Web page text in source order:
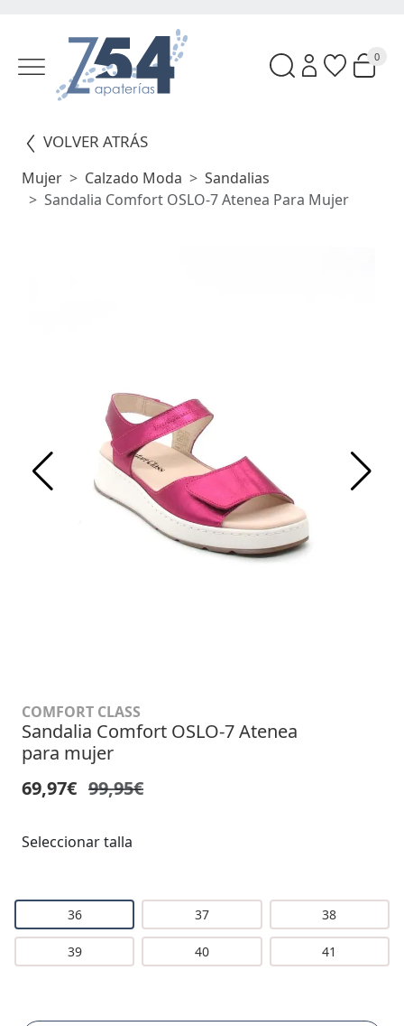
0
VOLVER ATRÁS
Mujer Calzado Moda
Sandalias
Sandalia Comfort OSLO-7 Atenea Para Mujer
COMFORT CLASS
Sandalia Comfort OSLO-7 Atenea
para mujer
69,97€ 99,95€
Seleccionar talla
36 37 38
39 40 41